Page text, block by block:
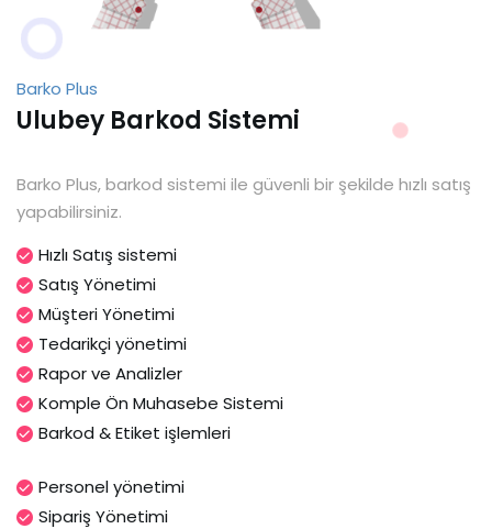
Barko Plus
Ulubey Barkod Sistemi
Barko Plus, barkod sistemi ile güvenli bir şekilde hızlı satış
yapabilirsiniz.
Hızlı Satış sistemi
Satış Yönetimi
Müşteri Yönetimi
Tedarikçi yönetimi
Rapor ve Analizler
Komple Ön Muhasebe Sistemi
Barkod & Etiket işlemleri
Personel yönetimi
Sipariş Yönetimi